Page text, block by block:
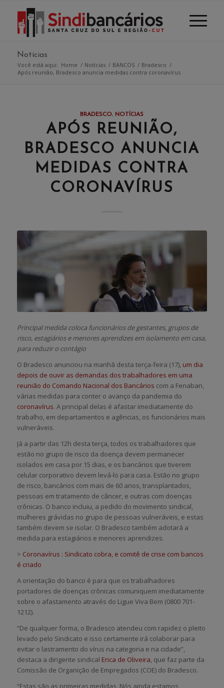
Notícias
Você está aqui: Home / Notícias / BANCOS / Bradesco /
Após reunião, Bradesco anuncia medidas contra coronavírus
BRADESCO, NOTÍCIAS
APÓS REUNIÃO,
BRADESCO ANUNCIA
MEDIDAS CONTRA
CORONAVÍRUS
Principal medida coloca funcionários de gestantes, grupos de
risco, estagiários e menores aprendizes em isolamento em casa,
para reduzir o contágio
O Bradesco anunciou na manhã desta terça-feira (17), um dia
depois de ouvir as demandas dos trabalhadores em uma
reunião do Comando Nacional dos Bancários com a Fenaban,
várias medidas para conter o avanço da pandemia do
coronavírus. A principal delas é afastar imediatamente do
trabalho, em departamentos e agências, os funcionários mais
vulneráveis.
Já a partir das 12h desta terça, todos os trabalhadores que
estão no grupo de risco da doença devem permanecer
isolados em casa por 15 dias, e os bancários que tiverem
celular corporativo devem levá-lo para casa. Estão no grupo
de risco, bancários com mais de 60 anos, transplantados,
pessoas em tratamento de câncer, e outras com doenças
crônicas. O banco incluiu, a pedido do movimento sindical,
mulheres grávidas no grupo de pessoas vulneráveis, e estas
também devem se isolar. O Bradesco também adotará a
medida para estagiários e menores aprendizes.
> Coronavírus : Sindicato cobra, e comitê de crise com bancos
é criado
A orientação do banco é para que os trabalhadores
portadores de doenças crônicas comuniquem imediatamente
sobre o afastamento através do Ligue Viva Bem (0800 701-
1212).
“De qualquer forma, o Bradesco atendeu com rapidez o pleito
levado pelo Sindicato e isso certamente irá colaborar para
evitar o lastramento do vírus na categoria e na cidade”,
destaca a dirigente sindical Erica de Oliveira, que faz parte da
Comissão de Organição de Empregados (COE) do Bradesco.
“Estas são as primeiras medidas. Nós ainda estamos